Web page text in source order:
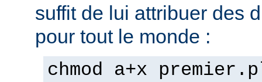
suffit de lui attribuer des
pour tout le monde :
chmod a+x